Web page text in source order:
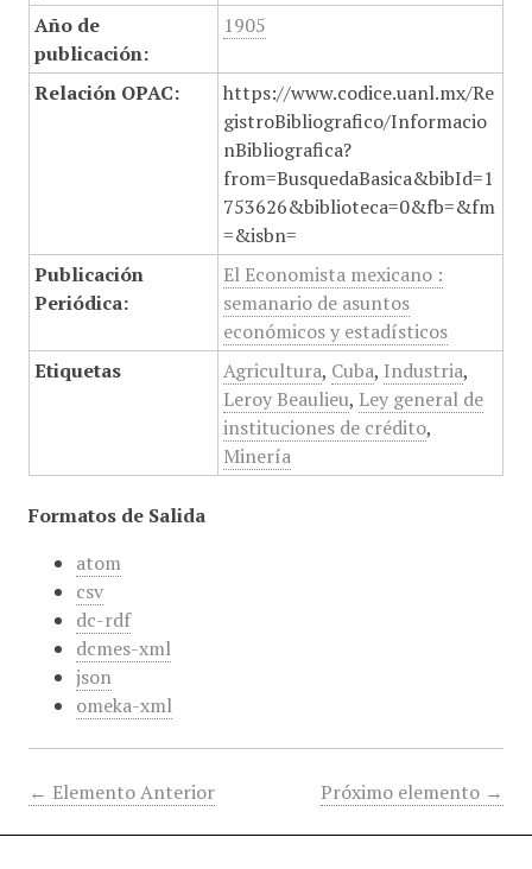
Año de
publicación:
1905
Relación OPAC:
https://www.codice.uanl.mx/Re
gistroBibliografico/Informacio
nBibliografica?
from=BusquedaBasica&bibId=1
753626&biblioteca=0&fb=&fm
=&isbn=
Publicación
Periódica:
El Economista mexicano :
semanario de asuntos
económicos y estadísticos
Etiquetas
Agricultura, Cuba, Industria,
Leroy Beaulieu, Ley general de
instituciones de crédito,
Minería
Formatos de Salida
atom
csv
dc-rdf
dcmes-xml
json
omeka-xml
← Elemento Anterior Próximo elemento →